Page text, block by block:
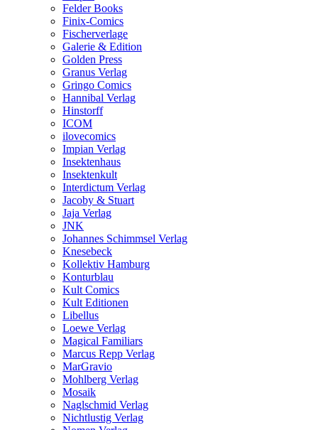
Felder Books
Finix-Comics
Fischerverlage
Galerie & Edition
Golden Press
Granus Verlag
Gringo Comics
Hannibal Verlag
Hinstorff
ICOM
ilovecomics
Impian Verlag
Insektenhaus
Insektenkult
Interdictum Verlag
Jacoby & Stuart
Jaja Verlag
JNK
Johannes Schimmsel Verlag
Knesebeck
Kollektiv Hamburg
Konturblau
Kult Comics
Kult Editionen
Libellus
Loewe Verlag
Magical Familiars
Marcus Repp Verlag
MarGravio
Mohlberg Verlag
Mosaik
Naglschmid Verlag
Nichtlustig Verlag